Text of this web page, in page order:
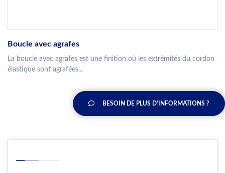
Boucle avec agrafes
La boucle avec agrafes est une finition où les extrémités du cordon
élastique sont agrafées...
BESOIN DE PLUS D'INFORMATIONS ?